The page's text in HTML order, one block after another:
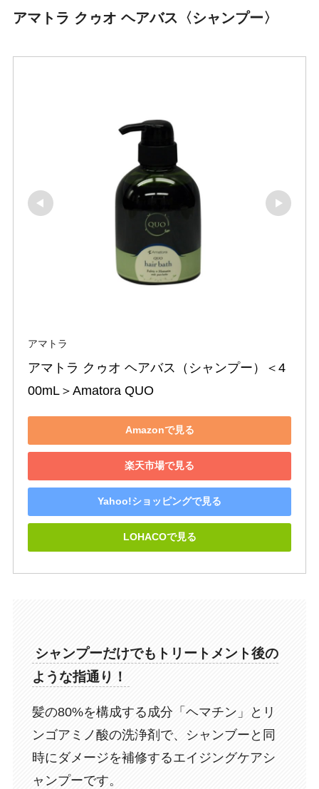
アマトラ クゥオ ヘアバス〈シャンプー〉
アマトラ
アマトラ クゥオ ヘアバス（シャンプー）＜4
00mL＞Amatora QUO
Amazonで見る
楽天市場で見る
Yahoo!ショッピングで見る
LOHACOで見る
シャンプーだけでもトリートメント後の
ような指通り！
髪の80%を構成する成分「ヘマチン」とリ
ンゴアミノ酸の洗浄剤で、シャンブーと同
時にダメージを補修するエイジングケアシ
ャンプーです。